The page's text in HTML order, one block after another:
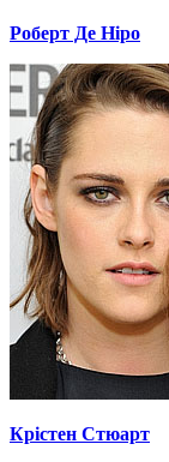
Роберт Де Ніро
Крістен Стюарт